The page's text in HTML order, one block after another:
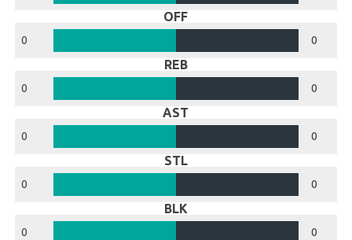
OFF
0 0
REB
0 0
AST
0 0
STL
0 0
BLK
0 0